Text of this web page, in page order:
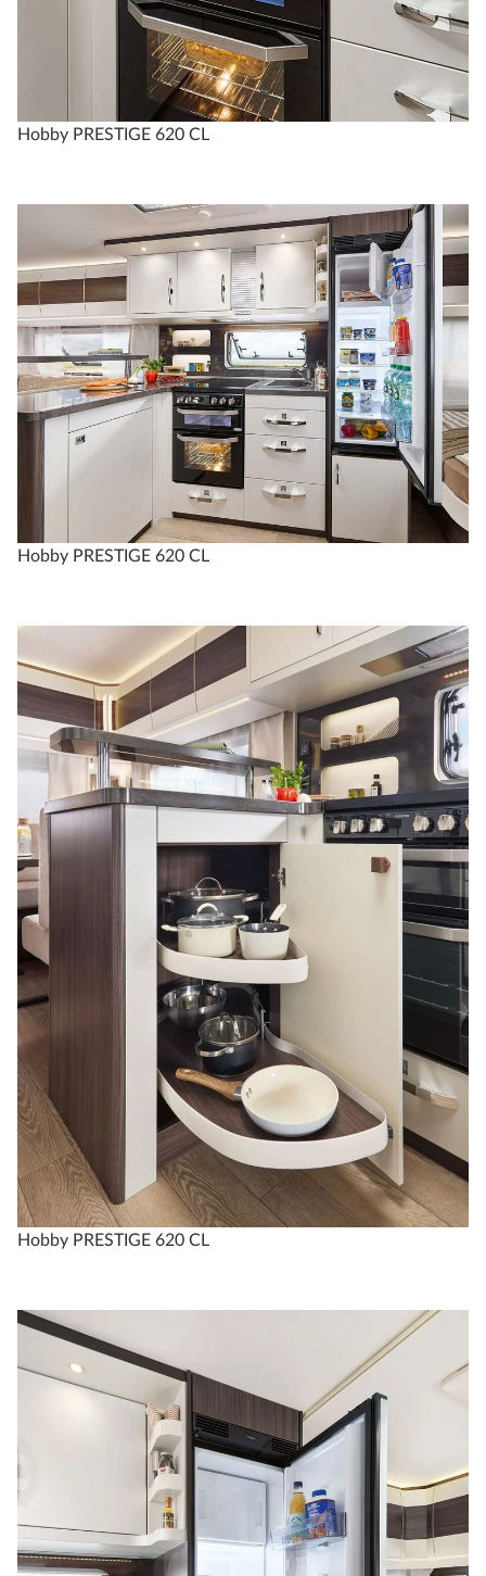
Hobby PRESTIGE 620 CL
Hobby PRESTIGE 620 CL
Hobby PRESTIGE 620 CL